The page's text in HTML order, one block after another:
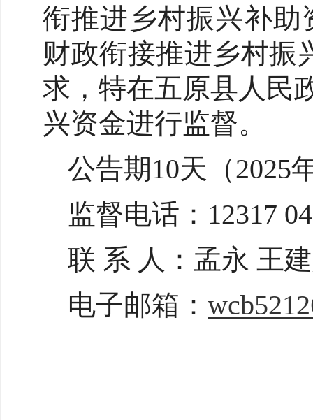
衔推进乡村振兴补助
财政衔接推进乡村振
求，特在五原县人民
兴资金进行监督。
公告期10天（2025
监督电话：12317
联 系 人：孟永 王
电子邮箱：